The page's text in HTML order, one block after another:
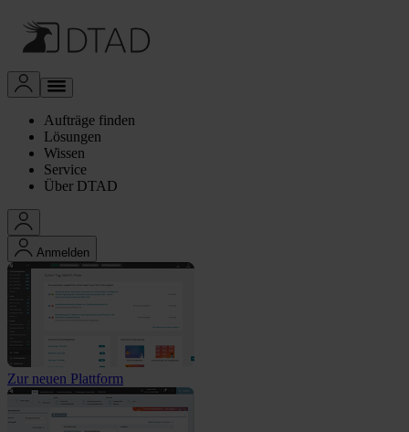
Aufträge finden
Lösungen
Wissen
Service
Über DTAD
Anmelden
Zur neuen Plattform